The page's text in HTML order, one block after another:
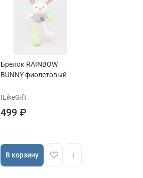
Брелок RAINBOW
BUNNY фиолетовый
ILikeGift
499 ₽
В корзину